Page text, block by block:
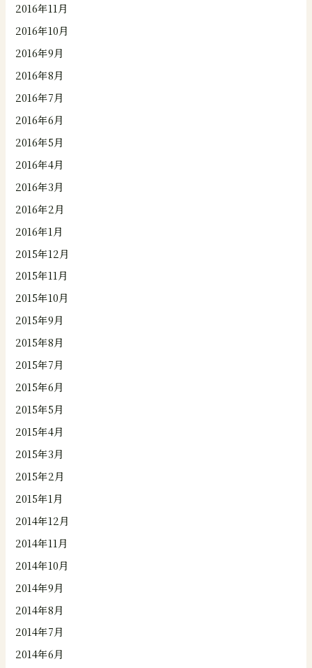
2016年11月
2016年10月
2016年9月
2016年8月
2016年7月
2016年6月
2016年5月
2016年4月
2016年3月
2016年2月
2016年1月
2015年12月
2015年11月
2015年10月
2015年9月
2015年8月
2015年7月
2015年6月
2015年5月
2015年4月
2015年3月
2015年2月
2015年1月
2014年12月
2014年11月
2014年10月
2014年9月
2014年8月
2014年7月
2014年6月